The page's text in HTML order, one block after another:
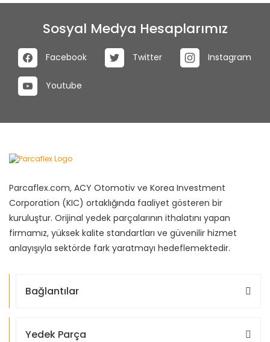
Sosyal Medya Hesaplarımız
Facebook Twitter Instagram
Youtube
Parcaflex.com, ACY Otomotiv ve Korea Investment
Corporation (KIC) ortaklığında faaliyet gösteren bir
kuruluştur. Orijinal yedek parçalarının ithalatını yapan
firmamız, yüksek kalite standartları ve güvenilir hizmet
anlayışıyla sektörde fark yaratmayı hedeflemektedir.
Bağlantılar
Yedek Parça